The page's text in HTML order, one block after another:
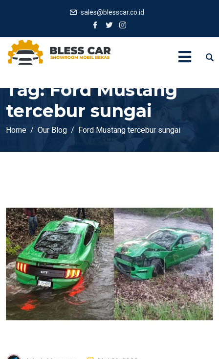
sales@blesscar.co.id
Tag:Ford Mustang
tercebur sungai
Home Our Blog Ford Mustang tercebur sungai